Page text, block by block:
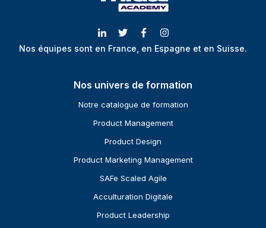
Nos équipes sont en France, en Espagne et en Suisse.
Nos univers de formation
Notre catalogue de formation
Product Management
Product Design
Product Marketing Management
SAFe Scaled Agile
Acculturation Digitale
Product Leadership